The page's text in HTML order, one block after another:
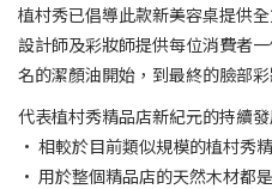
植村秀已倡導此款新美容桌提供
設計師及彩妝師提供每位消費者
名的潔顏油開始，到最終的臉部
代表植村秀精品店新紀元的持續
• 相較於目前類似規模的植村秀
• 用於整個精品店的天然木材都